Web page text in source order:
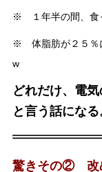
※ １年半の間、食
※ 体脂肪が２５％
w
どれだけ、電
と言う話になる
驚きその② 改